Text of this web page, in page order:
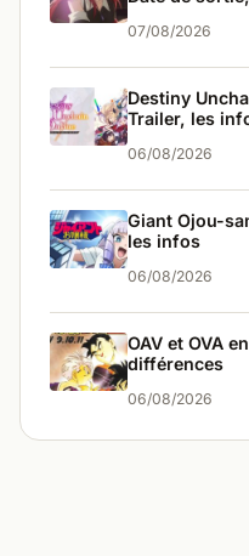
07/08/2026
Destiny
Trailer, les
06/08/2026
Giant Ojou-
les infos
06/08/2026
OAV et OVA
différences
06/08/2026